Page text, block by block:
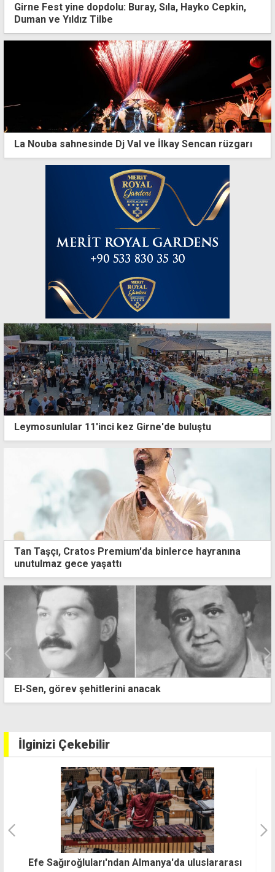
Girne Fest yine dopdolu: Buray, Sıla, Hayko Cepkin,
Duman ve Yıldız Tilbe
La Nouba sahnesinde Dj Val ve İlkay Sencan rüzgarı
Leymosunlular 11'inci kez Girne'de buluştu
Tan Taşçı, Cratos Premium'da binlerce hayranına
unutulmaz gece yaşattı
El-Sen, görev şehitlerini anacak
İlginizi Çekebilir